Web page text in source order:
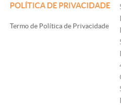
POLÍTICA DE PRIVACIDADE
Termo de Política de Privacidade